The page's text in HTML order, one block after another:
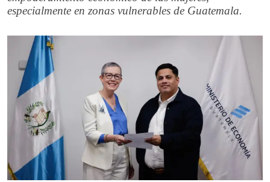
especialmente en zonas vulnerables de Guatemala.